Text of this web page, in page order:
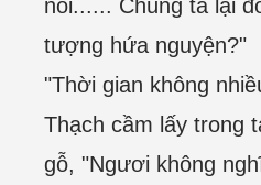
nói...... Chúng ta lại
tượng hứa nguyện?"
"Thời gian không
Thạch cầm lấy trong
gỗ, "Ngươi không